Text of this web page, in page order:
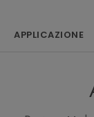
APPLICAZIONE